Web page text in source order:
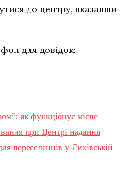
до центру, вказавши
для довідок:
як функціонує місце
при Центрі надання
переселенців у Лихівській